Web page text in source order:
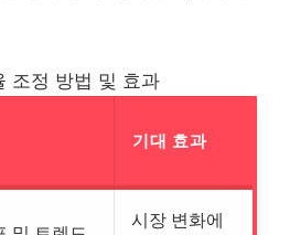
조정 방법 및 효과
기대 효과
시장 변화에